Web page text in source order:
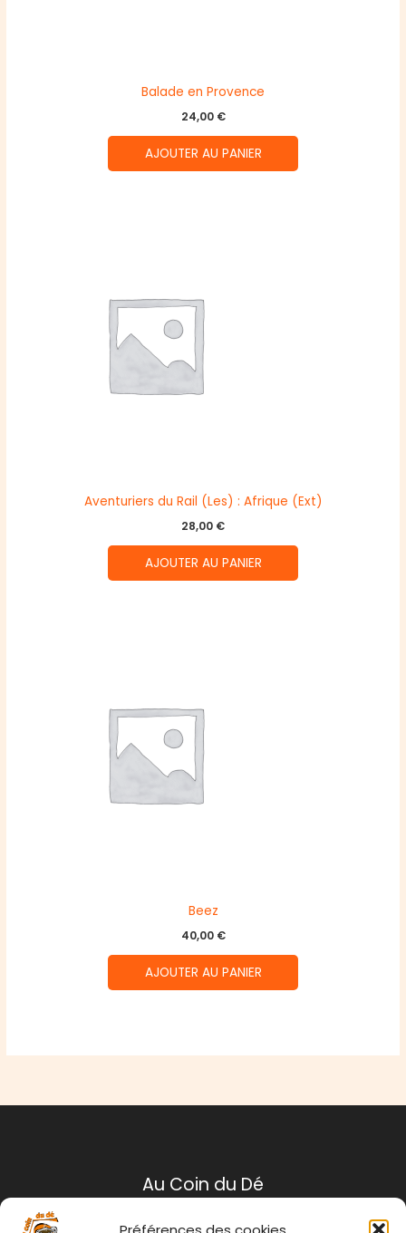
Balade en Provence
24,00 €
AJOUTER AU PANIER
Aventuriers du Rail (Les) : Afrique (Ext)
28,00 €
AJOUTER AU PANIER
Beez
40,00 €
AJOUTER AU PANIER
Au Coin du Dé